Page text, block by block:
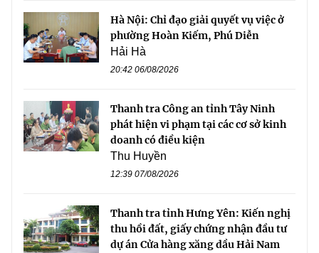
Hà Nội: Chỉ đạo giải quyết vụ việc ở
phường Hoàn Kiếm, Phú Diễn
Hải Hà
20:42 06/08/2026
Thanh tra Công an tỉnh Tây Ninh
phát hiện vi phạm tại các cơ sở kinh
doanh có điều kiện
Thu Huyền
12:39 07/08/2026
Thanh tra tỉnh Hưng Yên: Kiến nghị
thu hồi đất, giấy chứng nhận đầu tư
dự án Cửa hàng xăng dầu Hải Nam